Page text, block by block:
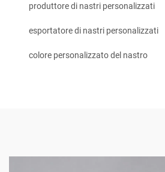
produttore di nastri personalizzati
esportatore di nastri personalizzati
colore personalizzato del nastro